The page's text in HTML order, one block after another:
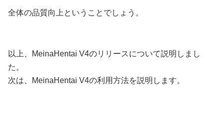
全体の品質向上ということでしょう。
以上、MeinaHentai V4のリリースについて説明しまし
た。
次は、MeinaHentai V4の利用方法を説明します。